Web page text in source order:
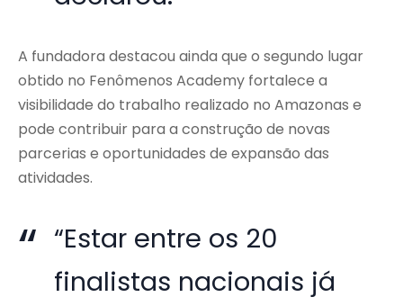
A fundadora destacou ainda que o segundo lugar
obtido no Fenômenos Academy fortalece a
visibilidade do trabalho realizado no Amazonas e
pode contribuir para a construção de novas
parcerias e oportunidades de expansão das
atividades.
“Estar entre os 20
finalistas nacionais já